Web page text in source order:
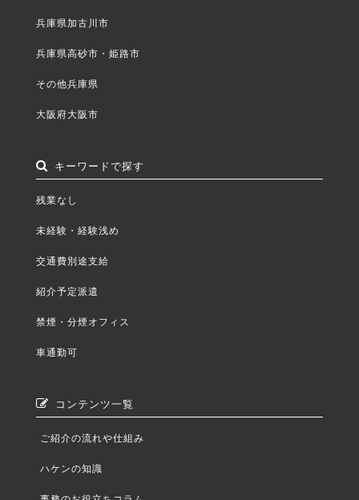
兵庫県加古川市
兵庫県高砂市・姫路市
その他兵庫県
大阪府大阪市
キーワードで探す
残業なし
未経験・経験浅め
交通費別途支給
紹介予定派遣
禁煙・分煙オフィス
車通勤可
コンテンツ一覧
ご紹介の流れや仕組み
ハケンの知識